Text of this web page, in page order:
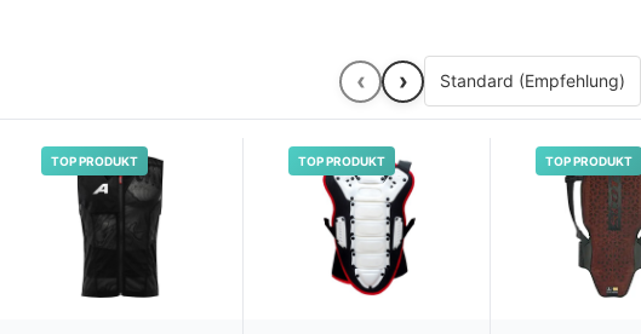
‹ ›
TOP PRODUKT TOP PRODUKT TOP PRODUKT